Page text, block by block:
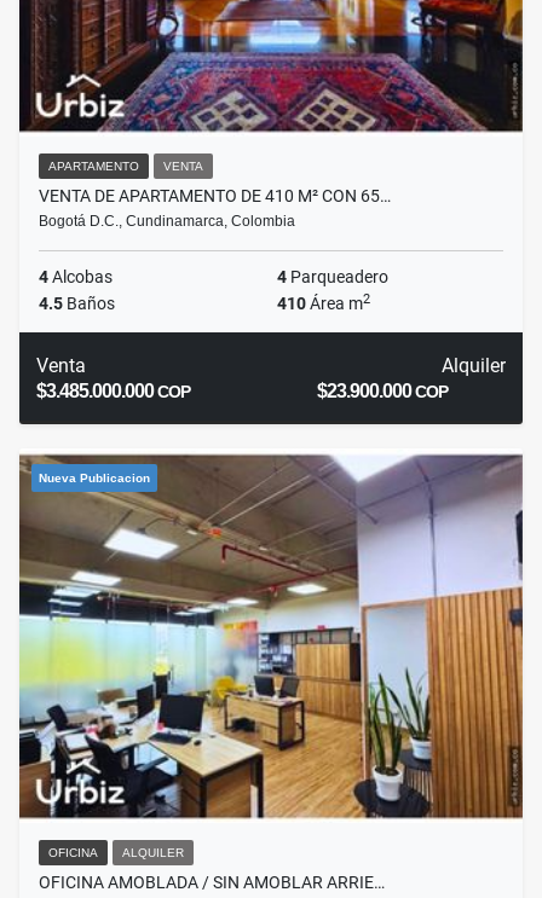
APARTAMENTO VENTA
VENTA DE APARTAMENTO DE 410 M² CON 65…
Bogotá D.C., Cundinamarca, Colombia
4Alcobas 4 Parqueadero
4.5 Baños 410Área m2
Venta
$3.485.000.000COP
Alquiler
$23.900.000COP
Nueva Publicacion
OFICINA ALQUILER
OFICINA AMOBLADA / SIN AMOBLAR ARRIE…